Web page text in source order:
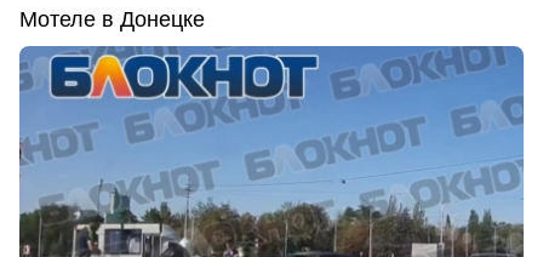
Мотеле в Донецке